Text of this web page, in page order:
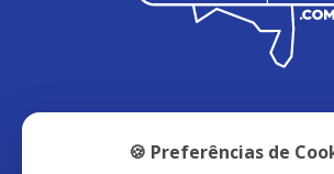
Inicial Notícias
🍪 Preferências de